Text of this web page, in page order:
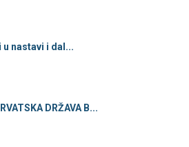
u nastavi i dal...
DRŽAVA B...